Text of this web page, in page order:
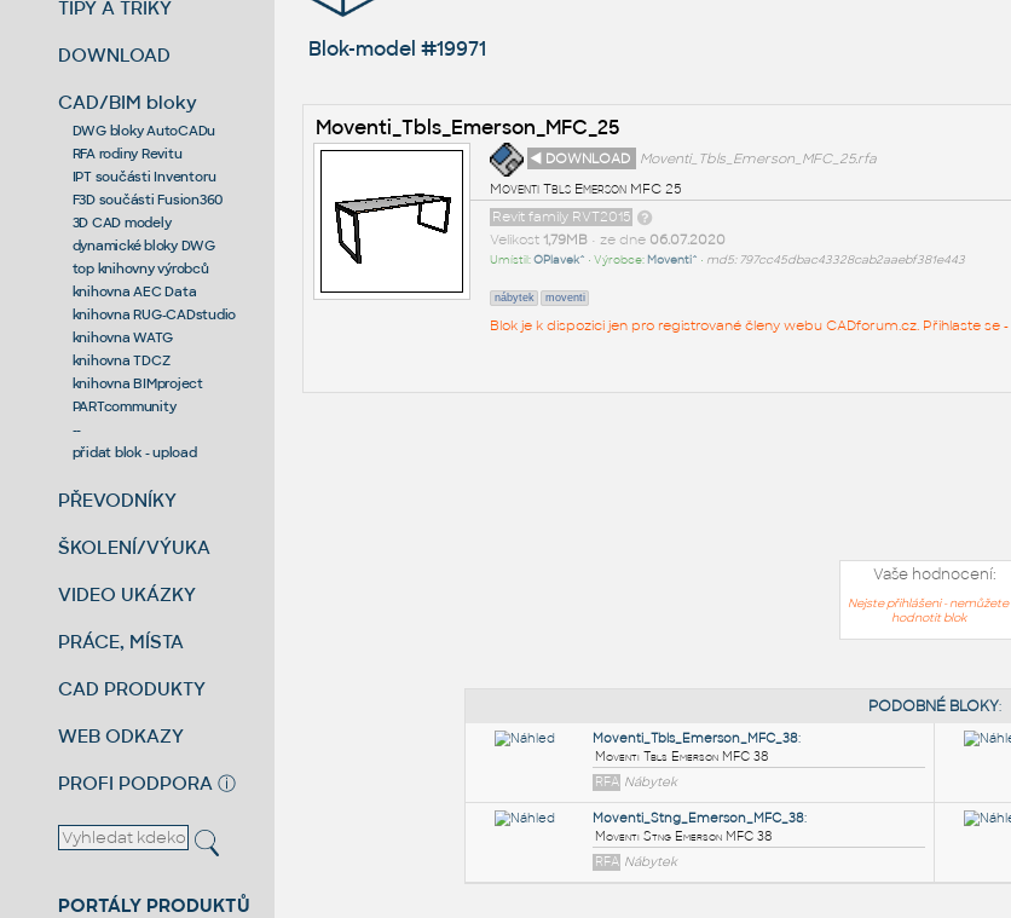
TIPY A TRIKY
DOWNLOAD
CAD/BIM bloky
DWG bloky AutoCADu
RFA rodiny Revitu
IPT součásti Inventoru
F3D součásti Fusion360
3D CAD modely
dynamické bloky DWG
top knihovny výrobců
knihovna AEC Data
knihovna RUG-CADstudio
knihovna WATG
knihovna TDCZ
knihovna BIMproject
PARTcommunity
--
přidat blok - upload
PŘEVODNÍKY
ŠKOLENÍ/VÝUKA
VIDEO UKÁZKY
PRÁCE, MÍSTA
CAD PRODUKTY
WEB ODKAZY
PROFI PODPORA ⓘ
PORTÁLY PRODUKTŮ
Blok-model #19971
Moventi_Tbls_Emerson_MFC_25
◄ DOWNLOAD
Moventi_Tbls_Emerson_MFC_25.rfa
Moventi Tbls Emerson MFC 25
Revit family RVT2015
Velikost 1,79MB• ze dne 06.07.2020
Umístil:OPlavek^ • Výrobce: Moventi^ • md5: 797cc45dbac43328cab2aaebf381e443
nábytek moventi
Blok je k dispozici jen pro registrované členy webu CADforum.cz. Přihlaste se -
Vaše hodnocení:
Nejste přihlášeni - nemůžete
hodnotit blok